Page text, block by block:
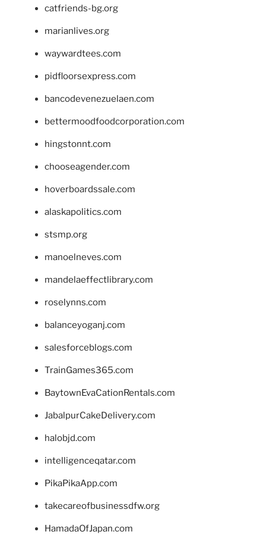
catfriends-bg.org
marianlives.org
waywardtees.com
pidfloorsexpress.com
bancodevenezuelaen.com
bettermoodfoodcorporation.com
hingstonnt.com
chooseagender.com
hoverboardssale.com
alaskapolitics.com
stsmp.org
manoelneves.com
mandelaeffectlibrary.com
roselynns.com
balanceyoganj.com
salesforceblogs.com
TrainGames365.com
BaytownEvaCationRentals.com
JabalpurCakeDelivery.com
halobjd.com
intelligenceqatar.com
PikaPikaApp.com
takecareofbusinessdfw.org
HamadaOfJapan.com